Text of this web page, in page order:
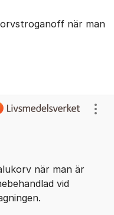
när man
när man är
vid